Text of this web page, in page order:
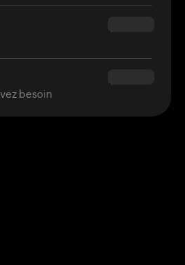
$160.00
besoin
$180.00